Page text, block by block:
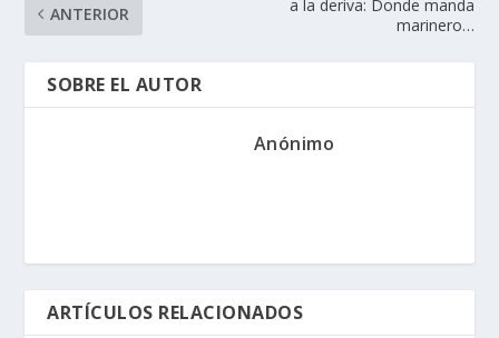
ANTERIOR
a la deriva: Donde manda
marinero…
SOBRE EL AUTOR
Anónimo
ARTÍCULOS RELACIONADOS